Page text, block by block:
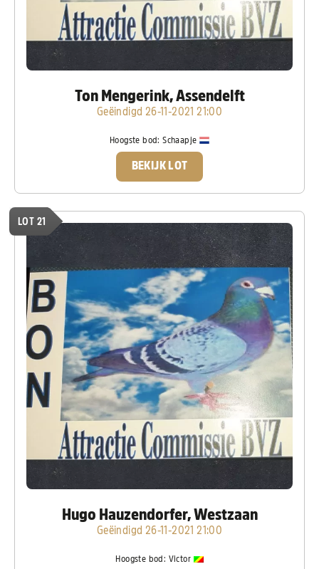
Ton Mengerink, Assendelft
Geëindigd 26-11-2021 21:00
Hoogste bod:Schaapje
BEKIJK LOT
LOT 21
Hugo Hauzendorfer, Westzaan
Geëindigd 26-11-2021 21:00
Hoogste bod: Victor